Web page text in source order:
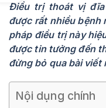
Điều trị thoát vị đĩa
được rất nhiều bệnh
pháp điều trị này
được tin tưởng đến
đừng bỏ qua bài viết
Nội dụng chính